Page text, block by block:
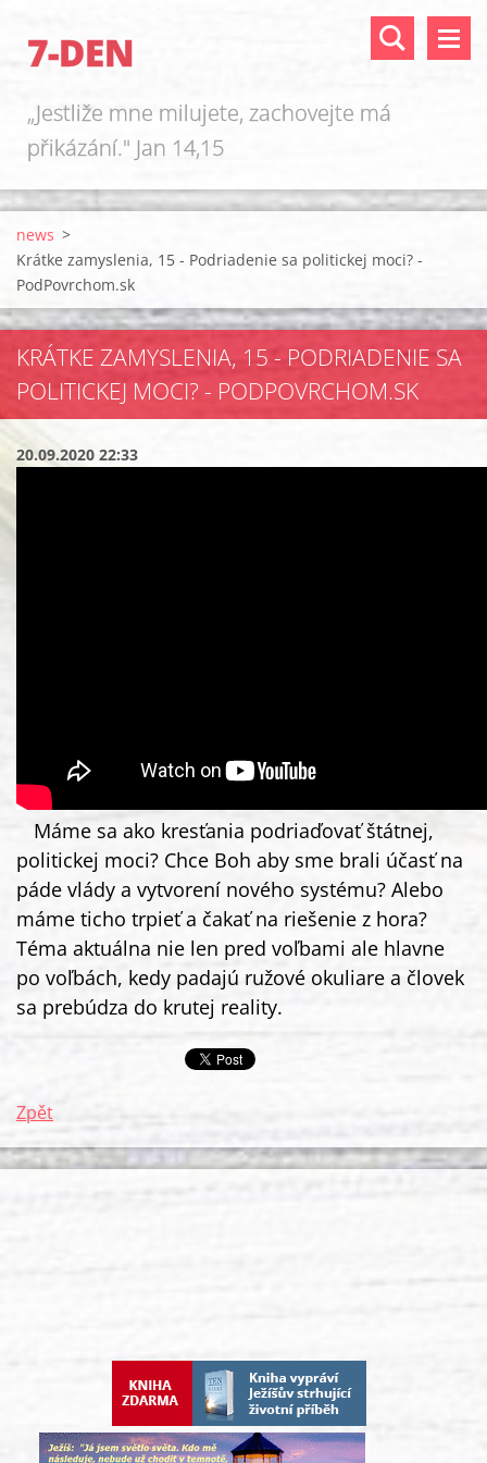
7-DEN
„Jestliže mne milujete, zachovejte má
přikázání." Jan 14,15
news >
Krátke zamyslenia, 15 - Podriadenie sa politickej moci? -
PodPovrchom.sk
KRÁTKE ZAMYSLENIA, 15 - PODRIADENIE SA
POLITICKEJ MOCI? - PODPOVRCHOM.SK
20.09.2020 22:33
Máme sa ako kresťania podriaďovať štátnej,
politickej moci? Chce Boh aby sme brali účasť na
páde vlády a vytvorení nového systému? Alebo
máme ticho trpieť a čakať na riešenie z hora?
Téma aktuálna nie len pred voľbami ale hlavne
po voľbách, kedy padajú ružové okuliare a človek
sa prebúdza do krutej reality.
Zpět